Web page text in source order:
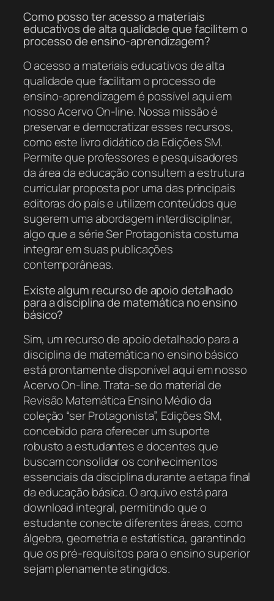
Como posso ter acesso a materiais
educativos de alta qualidade que facilitem o
processo de ensino-aprendizagem?
O acesso a materiais educativos de alta
qualidade que facilitam o processo de
ensino-aprendizagem é possível aqui em
nosso Acervo On-line. Nossa missão é
preservar e democratizar esses recursos,
como este livro didático da Edições SM.
Permite que professores e pesquisadores
da área da educação consultem a estrutura
curricular proposta por uma das principais
editoras do país e utilizem conteúdos que
sugerem uma abordagem interdisciplinar,
algo que a série Ser Protagonista costuma
integrar em suas publicações
contemporâneas.
Existe algum recurso de apoio detalhado
para a disciplina de matemática no ensino
básico?
Sim, um recurso de apoio detalhado para a
disciplina de matemática no ensino básico
está prontamente disponível aqui em nosso
Acervo On-line. Trata-se do material de
Revisão Matemática Ensino Médio da
coleção “ser Protagonista”, Edições SM,
concebido para oferecer um suporte
robusto a estudantes e docentes que
buscam consolidar os conhecimentos
essenciais da disciplina durante a etapa final
da educação básica. O arquivo está para
download integral, permitindo que o
estudante conecte diferentes áreas, como
álgebra, geometria e estatística, garantindo
que os pré-requisitos para o ensino superior
sejam plenamente atingidos.